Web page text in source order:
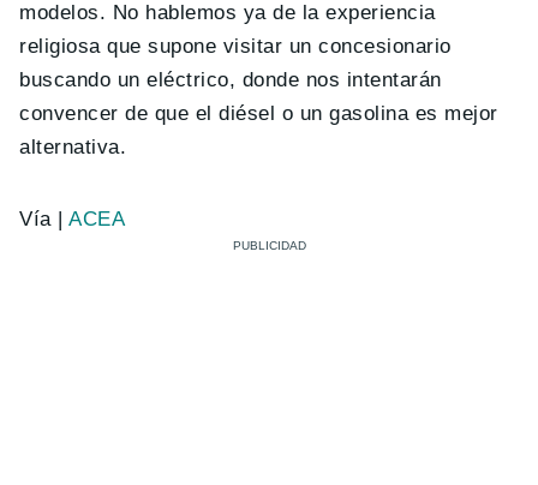
modelos. No hablemos ya de la experiencia
religiosa que supone visitar un concesionario
buscando un eléctrico, donde nos intentarán
convencer de que el diésel o un gasolina es mejor
alternativa.
Vía |ACEA